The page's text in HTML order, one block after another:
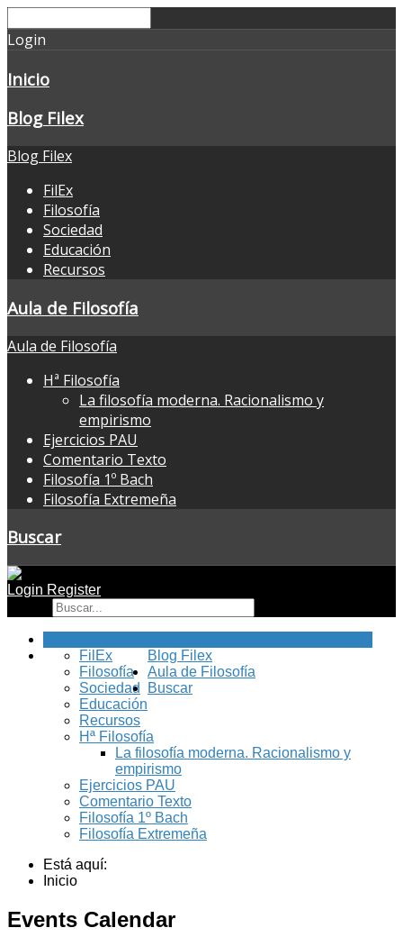
Login
Inicio
Blog Filex
Blog Filex
FilEx
Filosofía
Sociedad
Educación
Recursos
Aula de Filosofía
Aula de Filosofía
Hª Filosofía
La filosofía moderna. Racionalismo y
empirismo
Ejercicios PAU
Comentario Texto
Filosofía 1º Bach
Filosofía Extremeña
Buscar
Login Register
Blog Filex
FilEx
Filosofía
Sociedad
Educación
Recursos
Aula de Filosofía
Hª Filosofía
La filosofía moderna. Racionalismo y
empirismo
Ejercicios PAU
Comentario Texto
Filosofía 1º Bach
Filosofía Extremeña
Buscar
Está aquí:
Inicio
Events Calendar